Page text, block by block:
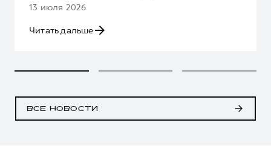
13 июля 2026
Читать дальше
ВСЕ НОВОСТИ